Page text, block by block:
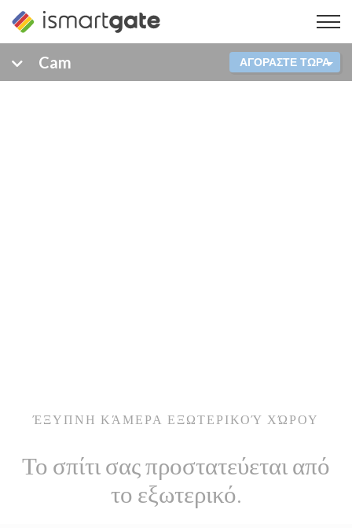
Μετάβαση
στο
περιεχόμενο
Cam ΑΓΟΡΑΣΤΕ ΤΩΡΑ
ΈΞΥΠΝΗ ΚΆΜΕΡΑ ΕΞΩΤΕΡΙΚΟΎ ΧΏΡΟΥ
Το σπίτι σας προστατεύεται από
το εξωτερικό.